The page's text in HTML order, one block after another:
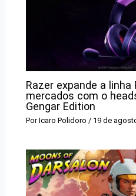
Razer expande a
mercados com o
Gengar Edition
PorIcaro Polidoro / 19 de